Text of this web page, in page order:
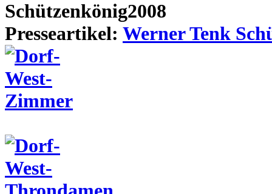
Presseartikel: Werner Tenk